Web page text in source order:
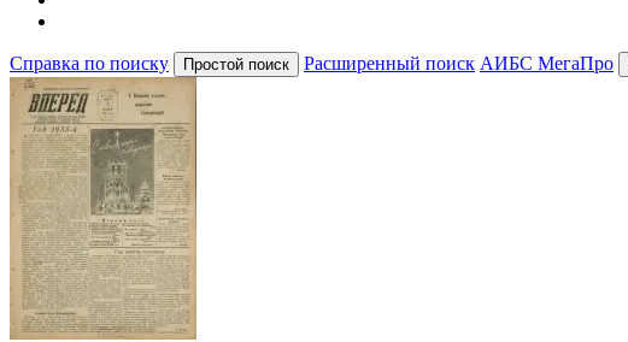
Справка по поиску Расширенный поиск АИБС МегаПро